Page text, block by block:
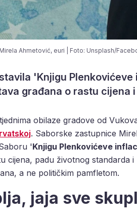
Mirela Ahmetović, euri | Foto: Unsplash/
'Knjigu
građana o rastu cijena
obilaze gradove od
. Saborske zastupnice
'Knjigu Plenkovićeve
cijena, padu životnog standarda i
a ne političkim pamfletom.
jaja sve